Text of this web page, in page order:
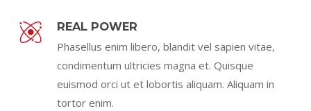
REAL POWER
Phasellus enim libero, blandit vel sapien vitae,
condimentum ultricies magna et. Quisque
euismod orci ut et lobortis aliquam. Aliquam in
tortor enim.